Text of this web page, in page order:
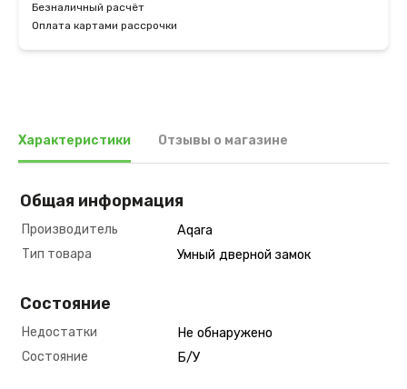
Безналичный расчёт
Оплата картами рассрочки
Характеристики Отзывы о магазине
Общая информация
Производитель
Aqara
Тип товара
Умный дверной замок
Состояние
Недостатки
Не обнаружено
Состояние
Б/У